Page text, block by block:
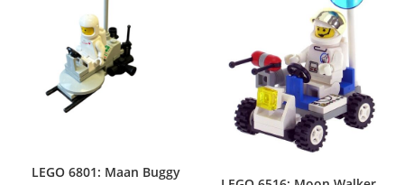
LEGO 6801: Maan Buggy